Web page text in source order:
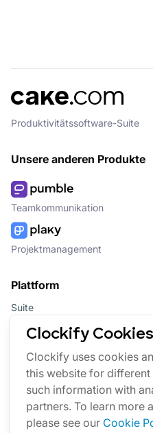
Produktivitätssoftware-Suite
Unsere anderen Produkte
Teamkommunikation
Projektmanagement
Plattform
Suite
Bundle
Updates
Marketplace
Clockify Cookies
Clockify uses cookies
this website for
such information with
partners. To learn more
please see our Cookie